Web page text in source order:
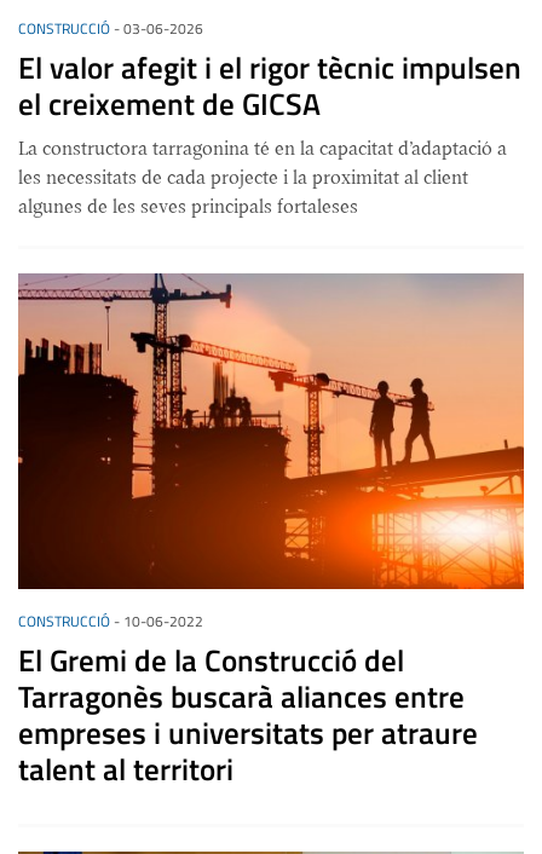
CONSTRUCCIÓ-03-06-2026
El valor afegit i el rigor tècnic impulsen
el creixement de GICSA
La constructora tarragonina té en la capacitat d’adaptació a
les necessitats de cada projecte i la proximitat al client
algunes de les seves principals fortaleses
CONSTRUCCIÓ- 10-06-2022
El Gremi de la Construcció del
Tarragonès buscarà aliances entre
empreses i universitats per atraure
talent al territori